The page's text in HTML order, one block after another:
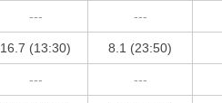
--- ---
16.7 (13:30) 8.1 (23:50)
--- ---